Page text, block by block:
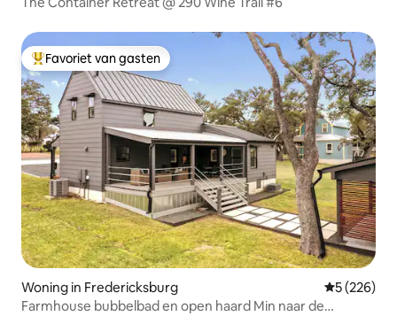
Topfavoriet van gasten
Favoriet van gasten
Woning in Fredericksburg
5 (226)
Farmhouse bubbelbad en open haard Min naar de